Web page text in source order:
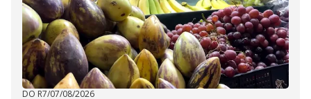
DO R7/07/08/2026